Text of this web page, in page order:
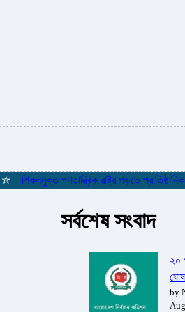
শিকলমুক্ত গণতান্ত্রিক রাষ্ট্র গড়তে প্রাতিষ্ঠানিক
সর্বশেষ সংবাদ
২০
by